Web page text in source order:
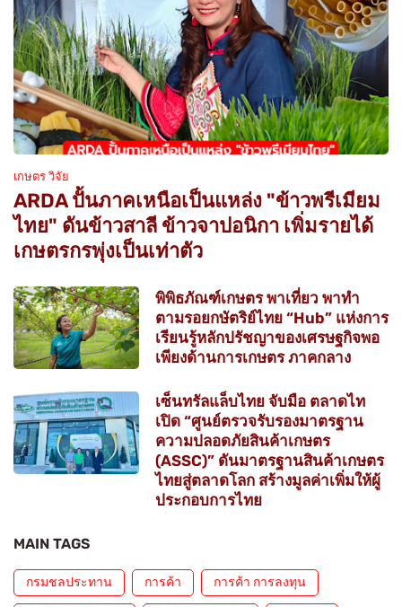
เกษตร วิจัย
ARDA ปั้นภาคเหนือเป็นแหล่ง "ข้าวพรีเมียม
ไทย" ดันข้าวสาลี ข้าวจาปอนิกา เพิ่มรายได้
เกษตรกรพุ่งเป็นเท่าตัว
พิพิธภัณฑ์เกษตร พาเที่ยว พาทำ
ตามรอยกษัตริย์ไทย “Hub” แห่งการ
เรียนรู้หลักปรัชญาของเศรษฐกิจพอ
เพียงด้านการเกษตร ภาคกลาง
เซ็นทรัลแล็บไทย จับมือ ตลาดไท
เปิด “ศูนย์ตรวจรับรองมาตรฐาน
ความปลอดภัยสินค้าเกษตร
(ASSC)” ดันมาตรฐานสินค้าเกษตร
ไทยสู่ตลาดโลก สร้างมูลค่าเพิ่มให้ผู้
ประกอบการไทย
MAIN TAGS
กรมชลประทาน การค้า การค้า การลงทุน